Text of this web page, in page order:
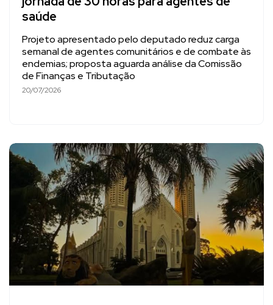
saúde
Projeto apresentado pelo deputado reduz carga
semanal de agentes comunitários e de combate às
endemias; proposta aguarda análise da Comissão
de Finanças e Tributação
20/07/2026